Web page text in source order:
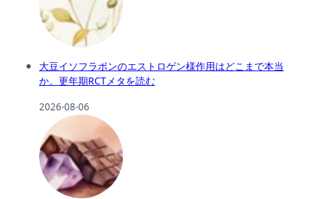
大豆イソフラボンのエストロゲン様作用はどこまで本当
か。更年期RCTメタを読む
2026-08-06